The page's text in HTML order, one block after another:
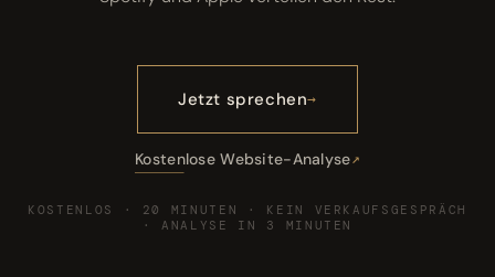
Jetzt sprechen
Kostenlose Website-Analyse
KOSTENLOS · 20 MINUTEN · KEIN VERKAUFSGESPRÄCH
· ANALYSE IN 3 MINUTEN